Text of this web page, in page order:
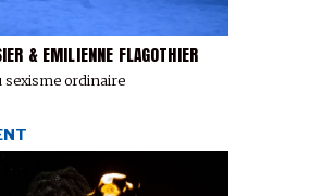
& EMILIENNE FLAGOTHIER
sexisme ordinaire